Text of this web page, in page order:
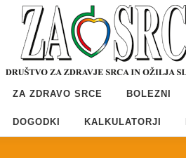
ZA ZDRAVO SRCE BOLEZNI
DOGODKI KALKULATORJI